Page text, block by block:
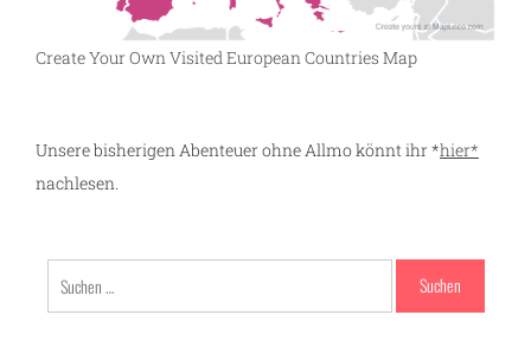
Create Your Own Visited European Countries Map
Unsere bisherigen Abenteuer ohne Allmo könnt ihr *hier*
nachlesen.
nach: